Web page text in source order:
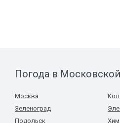
Погода в
Москва
Зеленоград
Подольск